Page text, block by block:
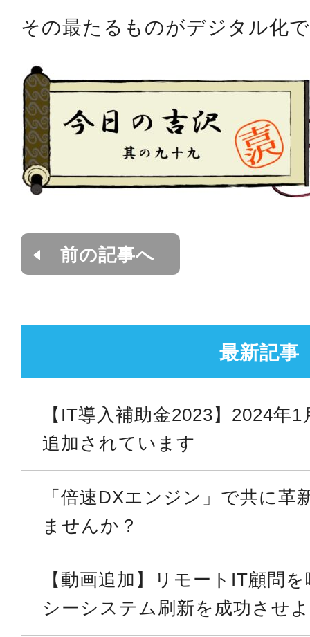
その最たるものがデジタル化
前の記事へ
最新記事
【IT導入補助金2023】2024年
追加されています
「倍速DXエンジン」で共に革
ませんか？
【動画追加】リモートIT顧問
シーシステム刷新を成功させ